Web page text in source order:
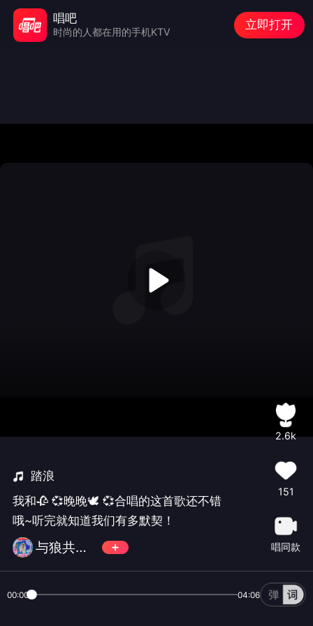
踏浪
我和🥀 💞晚晚🕊 💞合唱的这首歌还不错
哦~听完就知道我们有多默契！
与狼共舞❄
2.6k
151
唱同款
00:00 04:06
唱吧
时尚的人都在用的手机KTV
立即打开